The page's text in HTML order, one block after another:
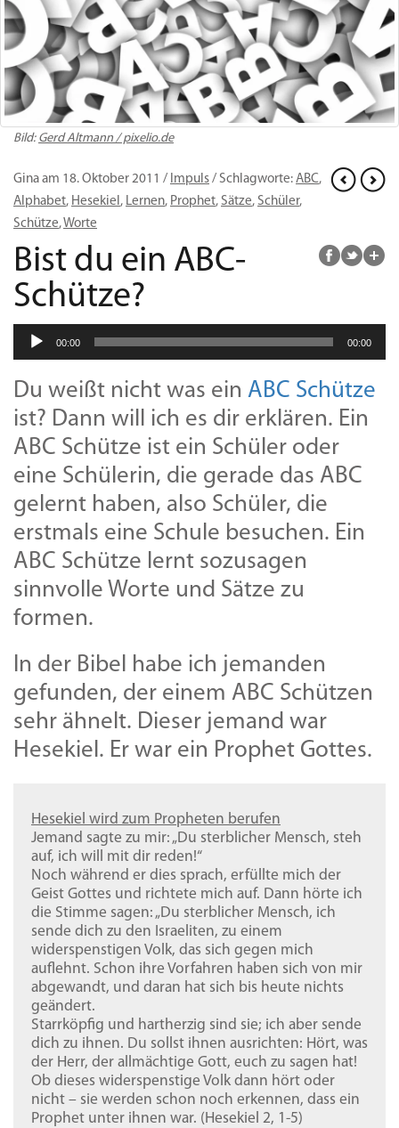
Bild: Gerd Altmann / pixelio.de
Gina am 18. Oktober 2011 / Impuls / Schlagworte: ABC,
Alphabet, Hesekiel, Lernen, Prophet, Sätze, Schüler,
Schütze,Worte
Bist du ein ABC-
Schütze?
Audio-
Player
00:00 00:00
Du weißt nicht was ein ABC Schütze
ist? Dann will ich es dir erklären. Ein
ABC Schütze ist ein Schüler oder
eine Schülerin, die gerade das ABC
gelernt haben, also Schüler, die
erstmals eine Schule besuchen. Ein
ABC Schütze lernt sozusagen
sinnvolle Worte und Sätze zu
formen.
In der Bibel habe ich jemanden
gefunden, der einem ABC Schützen
sehr ähnelt. Dieser jemand war
Hesekiel. Er war ein Prophet Gottes.
Hesekiel wird zum Propheten berufen
Jemand sagte zu mir: „Du sterblicher Mensch, steh
auf, ich will mit dir reden!“
Noch während er dies sprach, erfüllte mich der
Geist Gottes und richtete mich auf. Dann hörte ich
die Stimme sagen: „Du sterblicher Mensch, ich
sende dich zu den Israeliten, zu einem
widerspenstigen Volk, das sich gegen mich
auflehnt. Schon ihre Vorfahren haben sich von mir
abgewandt, und daran hat sich bis heute nichts
geändert.
Starrköpfig und hartherzig sind sie; ich aber sende
dich zu ihnen. Du sollst ihnen ausrichten: Hört, was
der Herr, der allmächtige Gott, euch zu sagen hat!
Ob dieses widerspenstige Volk dann hört oder
nicht – sie werden schon noch erkennen, dass ein
Prophet unter ihnen war. (Hesekiel 2, 1-5)